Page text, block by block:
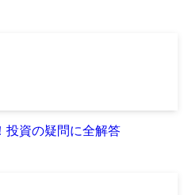
投資の疑問に全解答